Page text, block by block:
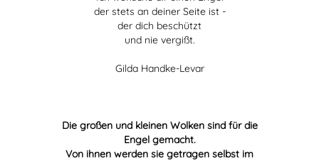
der stets an deiner Seite ist -
der dich beschützt
und nie vergißt.
Gilda Handke-Levar
Die großen und kleinen Wolken sind für die
Engel gemacht.
Von ihnen werden sie getragen selbst im